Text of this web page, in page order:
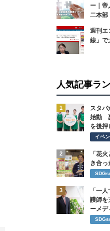
ー｜帝
二本部
週刊エ
線」で
人気記事ラ
1
スタ
始動
を後押
イベ
2
「花
き合
SDGs
3
「一
護師を
ーメデ
SDGs